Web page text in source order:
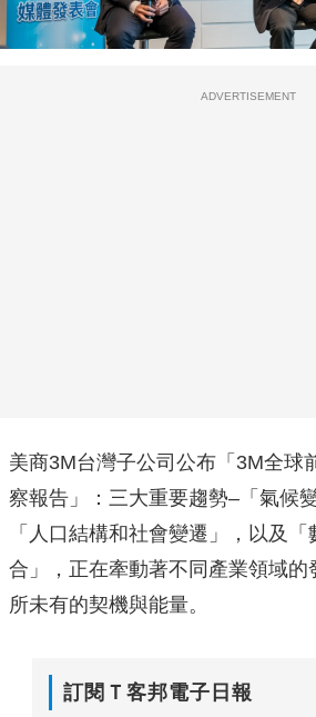
ADVERTISEMENT
美商3M台灣子公司公布「3M全球
察報告」：三大重要趨勢–「氣候
「人口結構和社會變遷」，以及
合」，正在牽動著不同產業領域
所未有的契機與能量。
訂閱Ｔ客邦電子日報